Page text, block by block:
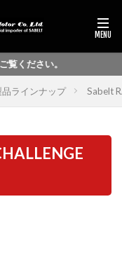
い。
ラインナップ Sabelt